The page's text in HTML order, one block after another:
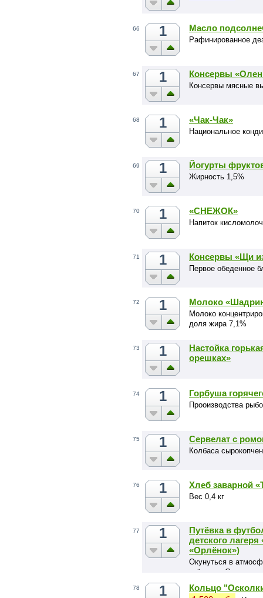
66 1 Масло
Рафинированное
67 1 Консервы
Консервы мясные
68 1 «Чак-Чак»
Национальное
69 1 Йогурты
Жирность 1,5%
70 1 «СНЕЖОК»
Напиток
71 1 Консервы «Щи
Первое обеденное
72 1 Молоко
Молоко
доля жира 7,1%
73 1
Настойка
орешках»
74 1 Горбуша
Прооизводства
75 1 Сервелат с
Колбаса
76 1 Хлеб заварной
Вес 0,4 кг
77 1
Путёвка в
детского
«Орлёнок»)
Окунуться в
звёздами
78 1
Кольцо